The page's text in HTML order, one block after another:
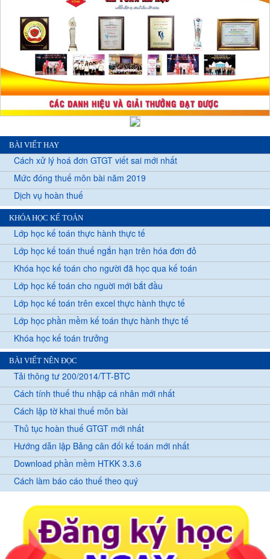
BÀI VIẾT HAY
Cách xử lý hoá đơn GTGT viết sai mới nhất
Mức đóng thuế môn bài năm 2019
Dịch vụ hoàn thuế
KHÓA HỌC KẾ TOÁN
Lớp học kế toán thực hành thực tế
Lớp học kế toán thuế ngắn hạn trên hóa đơn đỏ
Khóa học kế toán cho người đã học qua kế toán
Lớp học kế toán cho nguời mới bắt đầu
Lớp học kế toán trên excel thực hành thực tế
Lớp học phần mềm kế toán thực hành thực tế
Khóa học kế toán trưởng
BÀI VIẾT NÊN ĐỌC
Tải thông tư 200/2014/TT-BTC
Cách tính thuế thu nhập cá nhân mới nhất
Cách lập tờ khai thuế môn bài
Thủ tục hoàn thuế GTGT mới nhất
Hướng dẫn lập Bảng cân đối kế toán mới nhất
Download phần mềm HTKK 3.3.6
Cách làm báo cáo thuế theo quý